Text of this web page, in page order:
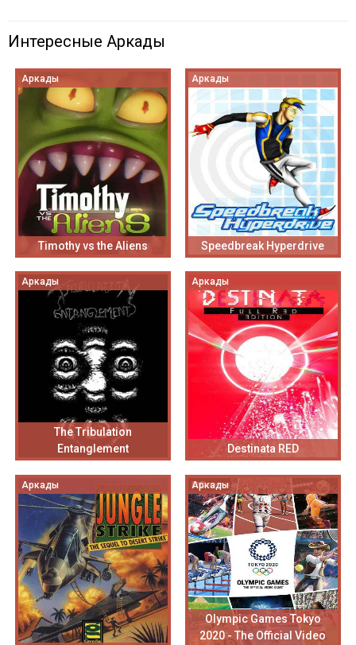
Интересные Аркады
Аркады
Timothy vs the Aliens
Аркады
Speedbreak Hyperdrive
Аркады
The Tribulation
Entanglement
Аркады
Destinata RED
Аркады Аркады
Olympic Games Tokyo
2020 - The Official Video